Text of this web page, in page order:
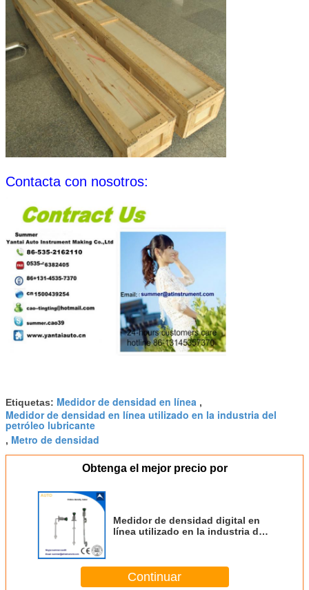
Contacta con nosotros:
Etiquetas: Medidor de densidad en línea ,
Medidor de densidad en línea utilizado en la industria del
petróleo lubricante
, Metro de densidad
Obtenga el mejor precio por
Medidor de densidad digital en
línea utilizado en la industria del
Continuar